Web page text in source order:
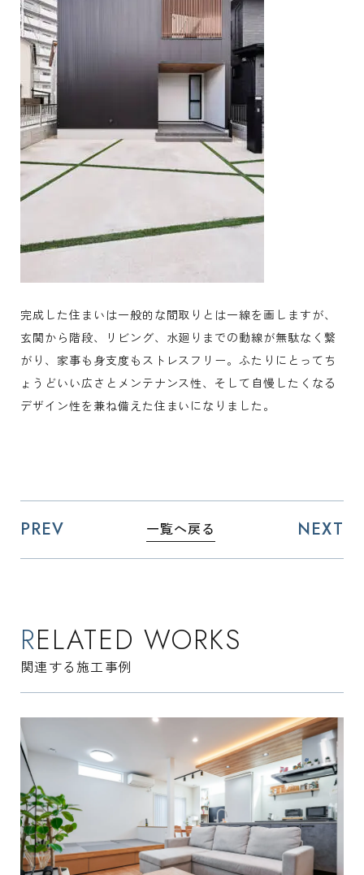
完成した住まいは一般的な間取りとは一線を画しますが、
玄関から階段、リビング、水廻りまでの動線が無駄なく繋
がり、家事も身支度もストレスフリー。ふたりにとってち
ょうどいい広さとメンテナンス性、そして自慢したくなる
デザイン性を兼ね備えた住まいになりました。
PREV 一覧へ戻る NEXT
RELATED WORKS
関連する施工事例